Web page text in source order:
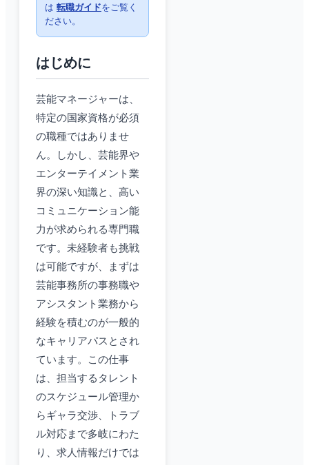
は 転職ガイドをご覧く
ださい。
はじめに
芸能マネージャーは、
特定の国家資格が必須
の職種ではありませ
ん。しかし、芸能界や
エンターテイメント業
界の深い知識と、高い
コミュニケーション能
力が求められる専門職
です。未経験者も挑戦
は可能ですが、まずは
芸能事務所の事務職や
アシスタント業務から
経験を積むのが一般的
なキャリアパスとされ
ています。この仕事
は、担当するタレント
のスケジュール管理か
らギャラ交渉、トラブ
ル対応まで多岐にわた
り、求人情報だけでは